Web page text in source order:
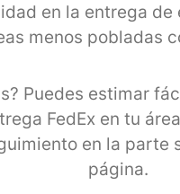
en la entrega de
menos pobladas
Puedes estimar
FedEx en tu
en la parte
página.